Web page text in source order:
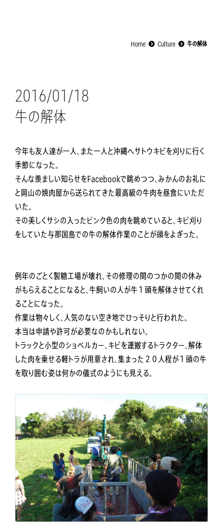
Home Culture 牛の解体
2016/01/18
牛の解体
今年も友人達が一人、また一人と沖縄へサトウキビを刈りに行く
季節になった。
そんな羨ましい知らせをFacebookで眺めつつ、みかんのお礼に
と岡山の焼肉屋から送られてきた最高級の牛肉を昼食にいただ
いた。
その美しくサシの入ったピンク色の肉を眺めていると、キビ刈り
をしていた与那国島での牛の解体作業のことが頭をよぎった。
例年のごとく製糖工場が壊れ、その修理の間のつかの間の休み
がもらえることになると、牛飼いの人が牛１頭を解体させてくれ
ることになった。
作業は物々しく、人気のない空き地でひっそりと行われた。
本当は申請や許可が必要なのかもしれない。
トラックと小型のショベルカー、キビを運搬するトラクター、解体
した肉を乗せる軽トラが用意され、集まった２０人程が１頭の牛
を取り囲む姿は何かの儀式のようにも見える。